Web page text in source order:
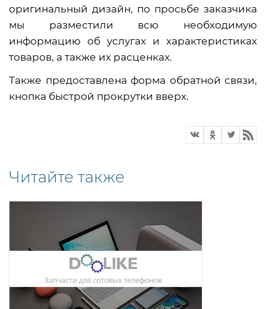
оригинальный дизайн, по просьбе заказчика
мы разместили всю необходимую
информацию об услугах и характеристиках
товаров, а также их расценках.
Также предоставлена форма обратной связи,
кнопка быстрой прокрутки вверх.
Читайте также